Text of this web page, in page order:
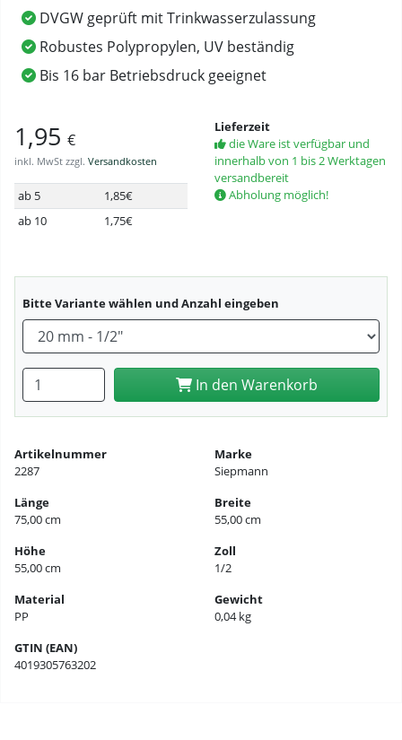
DVGW geprüft mit Trinkwasserzulassung
Robustes Polypropylen, UV beständig
Bis 16 bar Betriebsdruck geeignet
1,95 €
inkl. MwSt zzgl. Versandkosten
ab 5
1,85€
ab 10
1,75€
Lieferzeit
die Ware ist verfügbar und
innerhalb von 1 bis 2 Werktagen
versandbereit
Abholung möglich!
Bitte Variante wählen und Anzahl eingeben
Anzahl eingeben In den Warenkorb
Artikelnummer
2287
Marke
Siepmann
Länge
75,00 cm
Breite
55,00 cm
Höhe
55,00 cm
Zoll
1/2
Material
PP
Gewicht
0,04 kg
GTIN (EAN)
4019305763202